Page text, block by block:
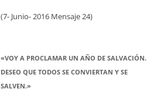
(7- Junio- 2016 Mensaje 24)
«VOY A PROCLAMAR UN AÑO DE SALVACIÓN.
DESEO QUE TODOS SE CONVIERTAN Y SE
SALVEN.»